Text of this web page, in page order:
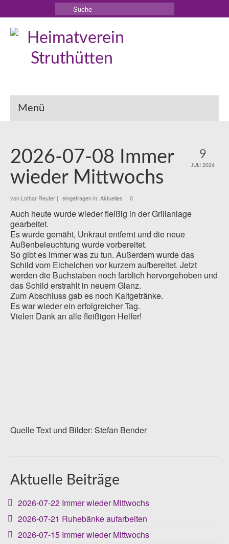
Suche
nach:
Menü
9
JULI 2026
2026-07-08 Immer
wieder Mittwochs
von Lothar Reuter | eingetragen in: Aktuelles | 0
Auch heute wurde wieder fleißig in der Grillanlage
gearbeitet.
Es wurde gemäht, Unkraut entfernt und die neue
Außenbeleuchtung wurde vorbereitet.
So gibt es immer was zu tun. Außerdem wurde das
Schild vom Eichelchen vor kurzem aufbereitet. Jetzt
werden die Buchstaben noch farblich hervorgehoben und
das Schild erstrahlt in neuem Glanz.
Zum Abschluss gab es noch Kaltgetränke.
Es war wieder ein erfolgreicher Tag.
Vielen Dank an alle fleißigen Helfer!
Quelle Text und Bilder: Stefan Bender
Aktuelle Beiträge
2026-07-22 Immer wieder Mittwochs
2026-07-21 Ruhebänke aufarbeiten
2026-07-15 Immer wieder Mittwochs